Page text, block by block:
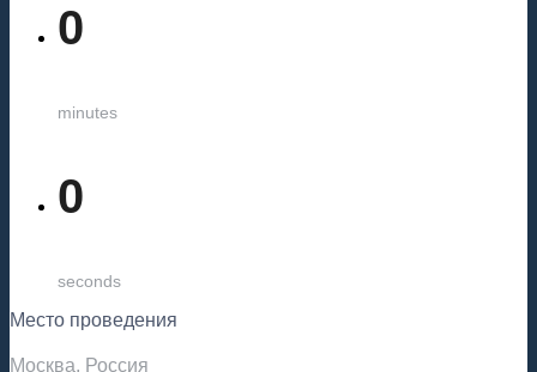
0
minutes
0
seconds
Место проведения
Москва, Россия